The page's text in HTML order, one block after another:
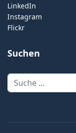
LinkedIn
Instagram
Flickr
Suchen
Suchen